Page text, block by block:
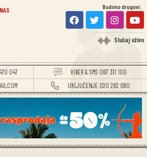
Budimo drugovi:
Slušaj uživo
047
VIBER & SMS 067 311 100
UKLJUČENJE 020 282 090